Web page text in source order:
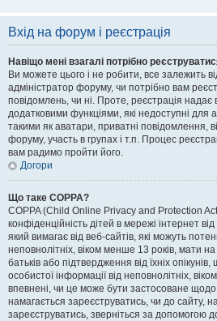
Вхід на форум і реєстрація
Навіщо мені взагалі потрібно
Ви можете цього і не робити, все залежить
адміністратор форуму, чи потрібно вам
повідомлень, чи ні. Проте, реєстрація надає
додатковими функціями, які недоступні для
такими як аватари, приватні повідомлення,
форуму, участь в групах і т.п. Процес
вам радимо пройти його.
Догори
Що таке COPPA?
COPPA (Child Online Privacy and Protection
конфіденційність дітей в мережі інтернет
який вимагає від веб-сайтів, які можуть
неповнолітніх, віком менше 13 років, мати на
батьків або підтвердження від їхніх
особистої інформації від неповнолітніх,
впевнені, чи це може бути застосоване
намагається зареєструватись, чи до сайту,
зареєструватись, зверніться за допомогою